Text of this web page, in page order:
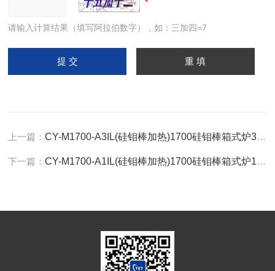
请输入计算结果（填写阿拉伯数字），如：三加四=7
上一篇：CY-M1700-A3IL(硅钼棒加热)1700硅钼棒箱式炉31L
下一篇：CY-M1700-A1IL(硅钼棒加热)1700硅钼棒箱式炉11L